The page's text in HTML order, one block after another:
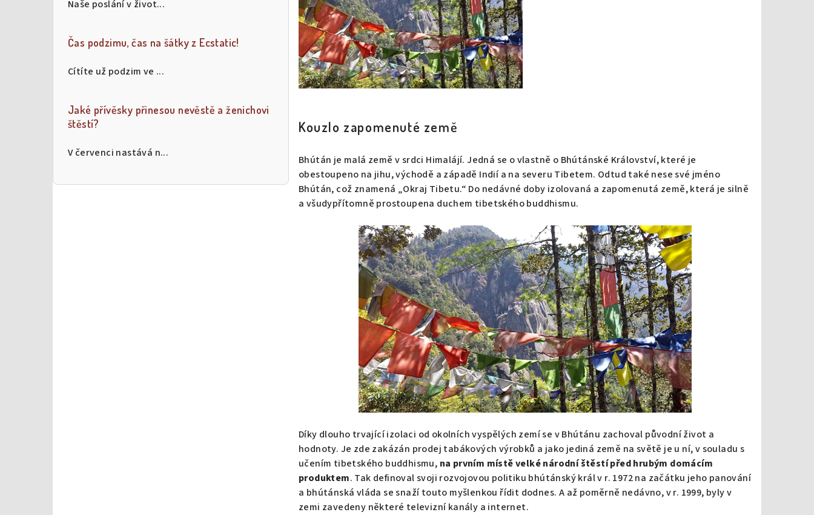
Naše poslání v život...
Čas podzimu, čas na šátky z Ecstatic!
Cítíte už podzim ve ...
Jaké přívěsky přinesou nevěstě a ženichovi
štěstí?
V červenci nastává n...
Kouzlo zapomenuté země
Bhútán je malá země v srdci Himalájí. Jedná se o vlastně o Bhútánské Království, které je
obestoupeno na jihu, východě a západě Indií a na severu Tibetem. Odtud také nese své jméno
Bhútán, což znamená „Okraj Tibetu.“ Do nedávné doby izolovaná a zapomenutá země, která je silně
a všudypřítomně prostoupena duchem tibetského buddhismu.
Díky dlouho trvající izolaci od okolních vyspělých zemí se v Bhútánu zachoval původní život a
hodnoty. Je zde zakázán prodej tabákových výrobků a jako jediná země na světě je u ní, v souladu s
učením tibetského buddhismu, na prvním místě velké národní štěstí před hrubým domácím
produktem. Tak definoval svoji rozvojovou politiku bhútánský král v r. 1972 na začátku jeho panování
a bhútánská vláda se snaží touto myšlenkou řídit dodnes. A až poměrně nedávno, v r. 1999, byly v
zemi zavedeny některé televizní kanály a internet.